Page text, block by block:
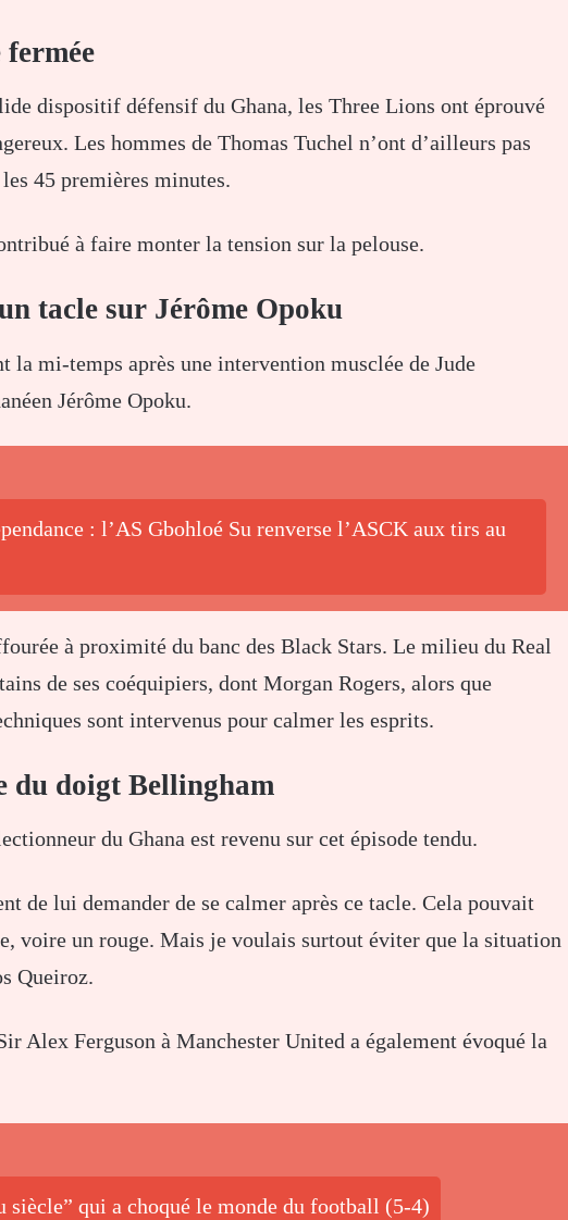
dispositif défensif du Ghana, les Three Lions ont éprouvé
Les hommes de Thomas Tuchel n’ont d’ailleurs pas
45 premières minutes.
à faire monter la tension sur la pelouse.
tacle sur Jérôme Opoku
la mi-temps après une intervention musclée de Jude
Jérôme Opoku.
: l’AS Gbohloé Su renverse l’ASCK aux tirs au
à proximité du banc des Black Stars. Le milieu du Real
de ses coéquipiers, dont Morgan Rogers, alors que
sont intervenus pour calmer les esprits.
du doigt Bellingham
du Ghana est revenu sur cet épisode tendu.
de lui demander de se calmer après ce tacle. Cela pouvait
voire un rouge. Mais je voulais surtout éviter que la situation
Queiroz.
Alex Ferguson à Manchester United a également évoqué la
siècle” qui a choqué le monde du football (5-4)